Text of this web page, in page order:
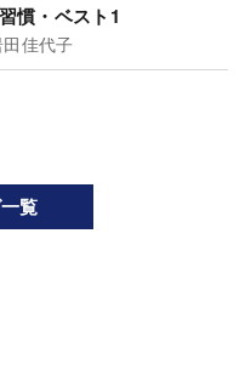
慣・ベスト1
佳代子
覧